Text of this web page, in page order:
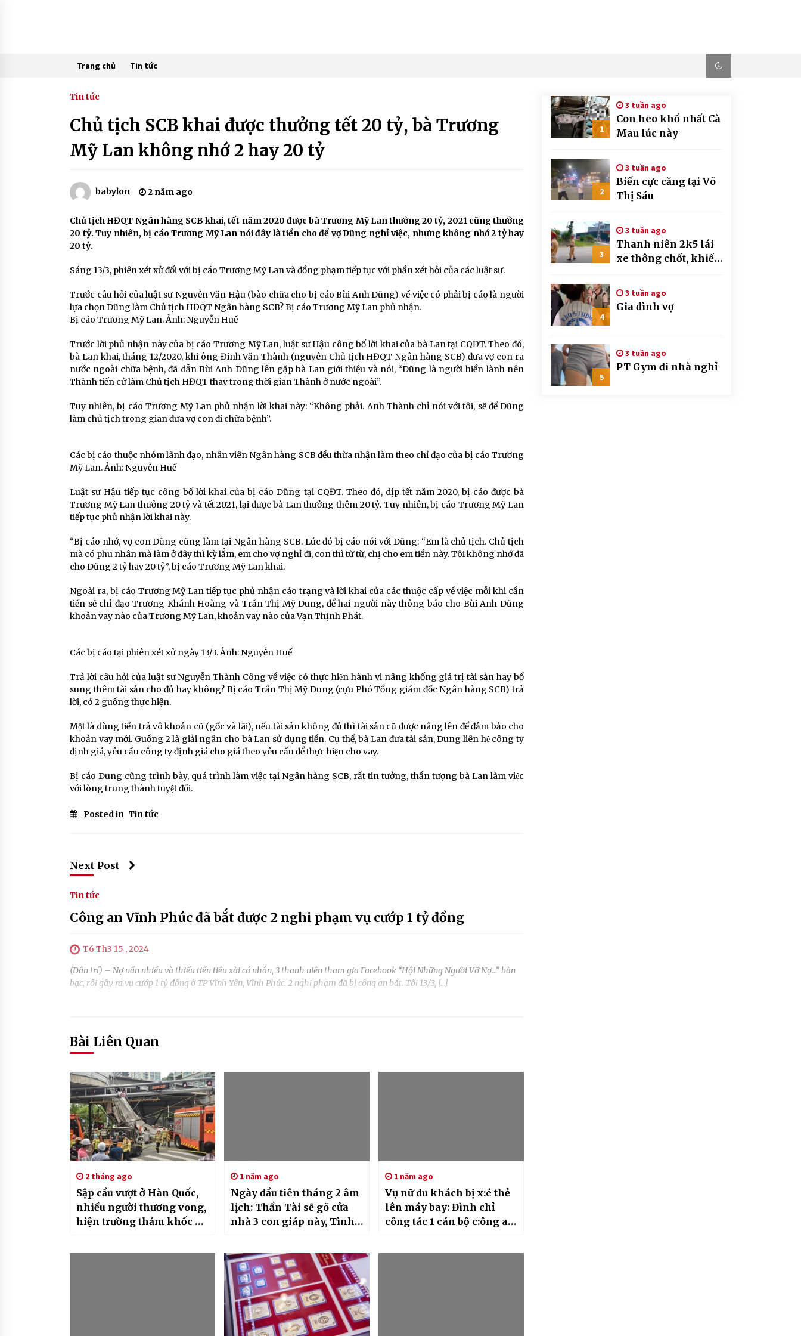
Trang chủ Tin tức
Tin tức
Chủ tịch SCB khai được thưởng tết 20 tỷ, bà Trương
Mỹ Lan không nhớ 2 hay 20 tỷ
babylon 2 năm ago
Chủ tịch HĐQT Ngân hàng SCB khai, tết năm 2020 được bà Trương Mỹ Lan thưởng 20 tỷ, 2021 cũng thưởng
20 tỷ. Tuy nhiên, bị cáo Trương Mỹ Lan nói đây là tiền cho để vợ Dũng nghỉ việc, nhưng không nhớ 2 tỷ hay
20 tỷ.
Sáng 13/3, phiên xét xử đối với bị cáo Trương Mỹ Lan và đồng phạm tiếp tục với phần xét hỏi của các luật sư.
Trước câu hỏi của luật sư Nguyễn Văn Hậu (bào chữa cho bị cáo Bùi Anh Dũng) về việc có phải bị cáo là người
lựa chọn Dũng làm Chủ tịch HĐQT Ngân hàng SCB? Bị cáo Trương Mỹ Lan phủ nhận.
Bị cáo Trương Mỹ Lan. Ảnh: Nguyễn Huế
Trước lời phủ nhận này của bị cáo Trương Mỹ Lan, luật sư Hậu công bố lời khai của bà Lan tại CQĐT. Theo đó,
bà Lan khai, tháng 12/2020, khi ông Đinh Văn Thành (nguyên Chủ tịch HĐQT Ngân hàng SCB) đưa vợ con ra
nước ngoài chữa bệnh, đã dẫn Bùi Anh Dũng lên gặp bà Lan giới thiệu và nói, “Dũng là người hiền lành nên
Thành tiến cử làm Chủ tịch HĐQT thay trong thời gian Thành ở nước ngoài”.
Tuy nhiên, bị cáo Trương Mỹ Lan phủ nhận lời khai này: “Không phải. Anh Thành chỉ nói với tôi, sẽ để Dũng
làm chủ tịch trong gian đưa vợ con đi chữa bệnh”.
Các bị cáo thuộc nhóm lãnh đạo, nhân viên Ngân hàng SCB đều thừa nhận làm theo chỉ đạo của bị cáo Trương
Mỹ Lan. Ảnh: Nguyễn Huế
Luật sư Hậu tiếp tục công bố lời khai của bị cáo Dũng tại CQĐT. Theo đó, dịp tết năm 2020, bị cáo được bà
Trương Mỹ Lan thưởng 20 tỷ và tết 2021, lại được bà Lan thưởng thêm 20 tỷ. Tuy nhiên, bị cáo Trương Mỹ Lan
tiếp tục phủ nhận lời khai này.
“Bị cáo nhớ, vợ con Dũng cũng làm tại Ngân hàng SCB. Lúc đó bị cáo nói với Dũng: “Em là chủ tịch. Chủ tịch
mà có phu nhân mà làm ở đây thì kỳ lắm, em cho vợ nghỉ đi, con thì từ từ, chị cho em tiền này. Tôi không nhớ đã
cho Dũng 2 tỷ hay 20 tỷ”, bị cáo Trương Mỹ Lan khai.
Ngoài ra, bị cáo Trương Mỹ Lan tiếp tục phủ nhận cáo trạng và lời khai của các thuộc cấp về việc mỗi khi cần
tiền sẽ chỉ đạo Trương Khánh Hoàng và Trần Thị Mỹ Dung, để hai người này thông báo cho Bùi Anh Dũng
khoản vay nào của Trương Mỹ Lan, khoản vay nào của Vạn Thịnh Phát.
Các bị cáo tại phiên xét xử ngày 13/3. Ảnh: Nguyễn Huế
Trả lời câu hỏi của luật sư Nguyễn Thành Công về việc có thực hiện hành vi nâng khống giá trị tài sản hay bổ
sung thêm tài sản cho đủ hay không? Bị cáo Trần Thị Mỹ Dung (cựu Phó Tổng giám đốc Ngân hàng SCB) trả
lời, có 2 guồng thực hiện.
Một là dùng tiền trả vô khoản cũ (gốc và lãi), nếu tài sản không đủ thì tài sản cũ được nâng lên để đảm bảo cho
khoản vay mới. Guồng 2 là giải ngân cho bà Lan sử dụng tiền. Cụ thể, bà Lan đưa tài sản, Dung liên hệ công ty
định giá, yêu cầu công ty định giá cho giá theo yêu cầu để thực hiện cho vay.
Bị cáo Dung cũng trình bày, quá trình làm việc tại Ngân hàng SCB, rất tin tưởng, thần tượng bà Lan làm việc
với lòng trung thành tuyệt đối.
Posted in Tin tức
Next Post
Tin tức
Công an Vĩnh Phúc đã bắt được 2 nghi phạm vụ cướp 1 tỷ đồng
T6 Th3 15 , 2024
(Dân trí) – Nợ nần nhiều và thiếu tiền tiêu xài cá nhân, 3 thanh niên tham gia Facebook “Hội Những Người Vỡ Nợ…” bàn
bạc, rồi gây ra vụ cướp 1 tỷ đồng ở TP Vĩnh Yên, Vĩnh Phúc. 2 nghi phạm đã bị công an bắt. Tối 13/3, […]
Bài Liên Quan
2 tháng ago
Sập cầu vượt ở Hàn Quốc,
nhiều người thương vong,
hiện trường thảm khốc ai
1 năm ago
Ngày đầu tiên tháng 2 âm
lịch: Thần Tài sẽ gõ cửa
nhà 3 con giáp này, Tình-
1 năm ago
Vụ nữ du khách bị x:é thẻ
lên máy bay: Đình chỉ
công tác 1 cán bộ c:ông an
1
3 tuần ago
Con heo khổ nhất Cà
Mau lúc này
2
3 tuần ago
Biến cực căng tại Võ
Thị Sáu
3
3 tuần ago
Thanh niên 2k5 lái
xe thông chốt, khiến
mấy giây
4
3 tuần ago
Gia đình vợ
5
3 tuần ago
PT Gym đi nhà nghỉ